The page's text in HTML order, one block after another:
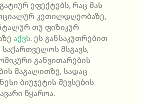
ეფექტებს, რაც მას
კეთილდღეობაზე,
თუ ფიზიკურ
აქვს.ეს განსაკუთრებით
მსგავს,
განვითარების
მაგალითზე, სადაც
ბიუჯეტის შევსების
წყაროა.